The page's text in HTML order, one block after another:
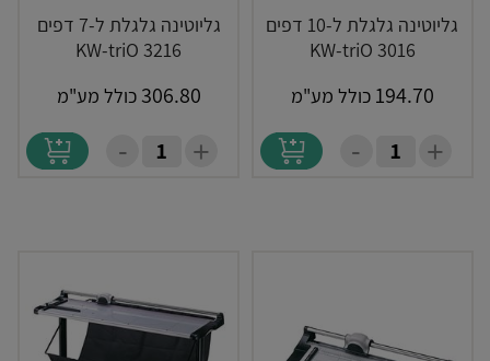
גליוטינה גלגלת ל-10 דפים
KW-triO 3016
194.70 כולל מע"מ
+
-
גליוטינה גלגלת ל-7 דפים
KW-triO 3216
306.80 כולל מע"מ
+
-